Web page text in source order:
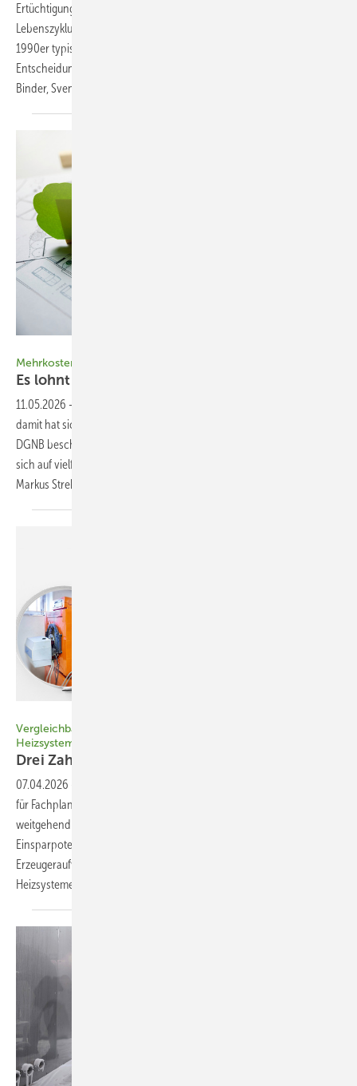
Ertüchtigung verhält – in Bezug auf die klimawirksamen Emissionen im
Lebenszyklus. Durchgespielt wurde das anhand von für die 1970er bis
1990er typischen Holz- und Aluminiumfenstern. Entstanden ist eine
Entscheidungshilfe für Planende und Energie­beratende. Markus
Binder, Svenja
Mehrkostenmythos beim nachhaltigen Bauen hinterfragt
Es lohnt sich
11.05.2026 -
damit hat sich eine Diskussionsrunde auf dem Jahres­kongress der
DGNB beschäftigt. Die Kernaussagen: Nachhaltiges Bauen rechnet
sich auf vielfältige Weise und ist auch eine Sache der Perspektive.
Markus Strehlitz
Vergleichbarkeit von Wärmepumpen mit anderen
Heizsystemen
Drei Zahlen, kein gemeinsamer
07.04.2026
für Fachplaner, aber für Laien und den Vergleich mit fossilen Systemen
weitgehend ungeeignet – sie verschleiert das enorme
Einsparpotenzial der Wärmepumpe. Hingegen macht eine
Erzeugeraufwandszahl als gemeinsame Vergleichsgröße alle
Heizsysteme auf einer Skala direkt vergleichbar. Wilfried